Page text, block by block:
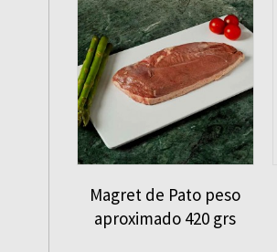
Magret de Pato peso
aproximado 420 grs